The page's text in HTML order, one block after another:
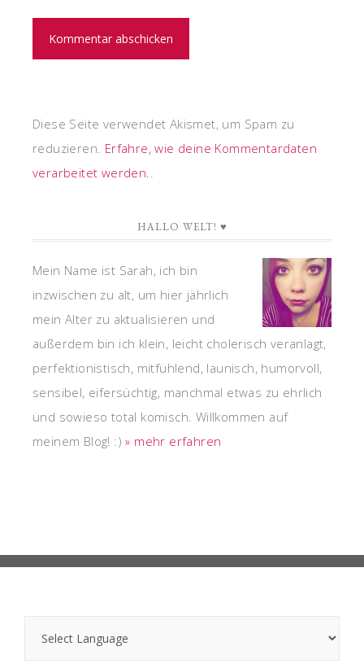
Diese Seite verwendet Akismet, um Spam zu
reduzieren. Erfahre, wie deine Kommentardaten
verarbeitet werden..
HALLO WELT! ♥
Mein Name ist Sarah, ich bin
inzwischen zu alt, um hier jährlich
mein Alter zu aktualisieren und
außerdem bin ich klein, leicht cholerisch veranlagt,
perfektionistisch, mitfühlend, launisch, humorvoll,
sensibel, eifersüchtig, manchmal etwas zu ehrlich
und sowieso total komisch. Willkommen auf
meinem Blog! :)» mehr erfahren